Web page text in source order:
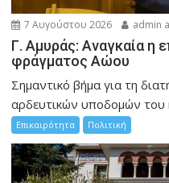
7 Αυγούστου 2026 admin
Γ. Αμυράς: Αναγκαία η
φράγματος Αώου
Σημαντικό βήμα για τη
αρδευτικών υποδομών του
Επικαιρότητα Πολιτική